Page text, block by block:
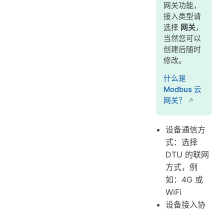
网关功能，
接入类型请
选择 网关，
当然您可以
创建后随时
修改。
什么是
Modbus 云
网关？
设备通信方
式：选择
DTU 的联网
方式，例
如：4G 或
WiFi
设备接入协